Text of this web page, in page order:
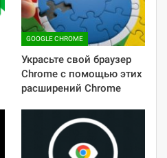
GOOGLE CHROME
Украсьте свой браузер
Chrome с помощью этих
расширений Chrome